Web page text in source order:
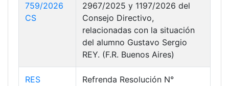
759/2026
CS
2967/2025 y 1197/2026 del
Consejo Directivo,
relacionadas con la situación
del alumno Gustavo Sergio
REY. (F.R. Buenos Aires)
RES
Refrenda Resolución N°